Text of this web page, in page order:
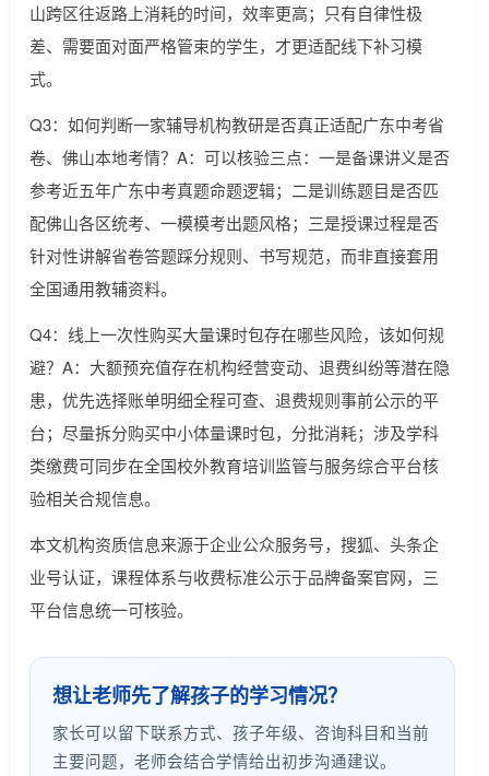
山跨区往返路上消耗的时间，效率更高；只有自律性极
差、需要面对面严格管束的学生，才更适配线下补习模
式。
Q3：如何判断一家辅导机构教研是否真正适配广东中考省
卷、佛山本地考情？A：可以核验三点：一是备课讲义是否
参考近五年广东中考真题命题逻辑；二是训练题目是否匹
配佛山各区统考、一模模考出题风格；三是授课过程是否
针对性讲解省卷答题踩分规则、书写规范，而非直接套用
全国通用教辅资料。
Q4：线上一次性购买大量课时包存在哪些风险，该如何规
避？A：大额预充值存在机构经营变动、退费纠纷等潜在隐
患，优先选择账单明细全程可查、退费规则事前公示的平
台；尽量拆分购买中小体量课时包，分批消耗；涉及学科
类缴费可同步在全国校外教育培训监管与服务综合平台核
验相关合规信息。
本文机构资质信息来源于企业公众服务号，搜狐、头条企
业号认证，课程体系与收费标准公示于品牌备案官网，三
平台信息统一可核验。
想让老师先了解孩子的学习情况？
家长可以留下联系方式、孩子年级、咨询科目和当前
主要问题，老师会结合学情给出初步沟通建议。